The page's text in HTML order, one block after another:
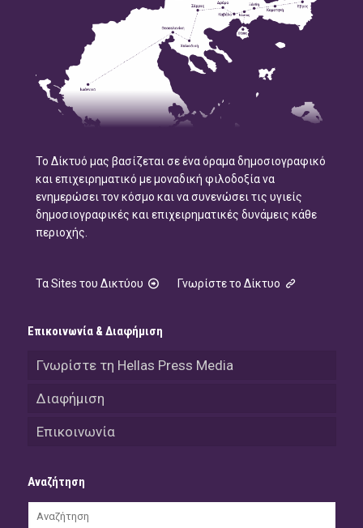
Το Δίκτυό μας βασίζεται σε ένα όραμα δημοσιογραφικό
και επιχειρηματικό με μοναδική φιλοδοξία να
ενημερώσει τον κόσμο και να συνενώσει τις υγιείς
δημοσιογραφικές και επιχειρηματικές δυνάμεις κάθε
περιοχής.
Τα Sites του Δικτύου Γνωρίστε το Δίκτυο
Επικοινωνία & Διαφήμιση
Γνωρίστε τη Hellas Press Media
Διαφήμιση
Επικοινωνία
Αναζήτηση